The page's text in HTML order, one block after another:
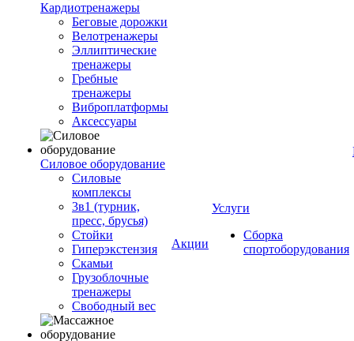
Кардиотренажеры
Беговые дорожки
Велотренажеры
Эллиптические
тренажеры
Гребные
тренажеры
Виброплатформы
Аксессуары
Силовое оборудование
Силовые
комплексы
3в1 (турник,
пресс, брусья)
Стойки
Гиперэкстензия
Скамьи
Грузоблочные
тренажеры
Свободный вес
Акции
Услуги
Сборка
спортоборудования